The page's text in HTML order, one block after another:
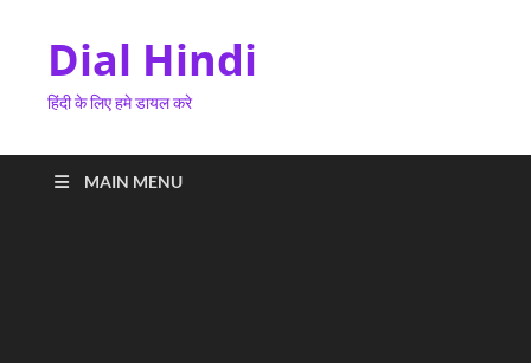
Dial Hindi
हिंदी के लिए हमे डायल करे
MAIN MENU